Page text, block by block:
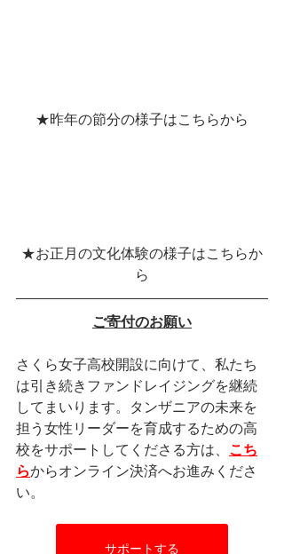
★昨年の節分の様子はこちらから
★お正月の文化体験の様子はこちらか
ら
ご寄付のお願い
さくら女子高校開設に向けて、私たち
は引き続きファンドレイジングを継続
してまいります。タンザニアの未来を
担う女性リーダーを育成するための高
校をサポートしてくださる方は、 こち
らからオンライン決済へお進みくださ
い。
サポートする